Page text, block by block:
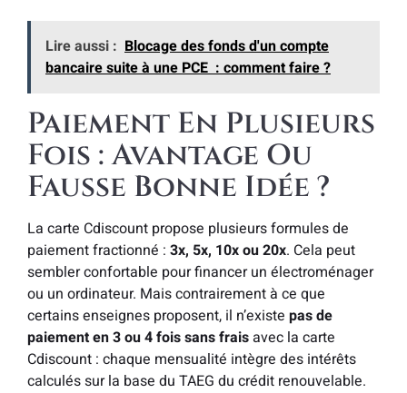
Lire aussi : Blocage des fonds d'un compte
bancaire suite à une PCE : comment faire ?
Paiement En Plusieurs
Fois : Avantage Ou
Fausse Bonne Idée ?
La carte Cdiscount propose plusieurs formules de
paiement fractionné : 3x, 5x, 10x ou 20x. Cela peut
sembler confortable pour financer un électroménager
ou un ordinateur. Mais contrairement à ce que
certains enseignes proposent, il n’existe pas de
paiement en 3 ou 4 fois sans fraisavec la carte
Cdiscount : chaque mensualité intègre des intérêts
calculés sur la base du TAEG du crédit renouvelable.